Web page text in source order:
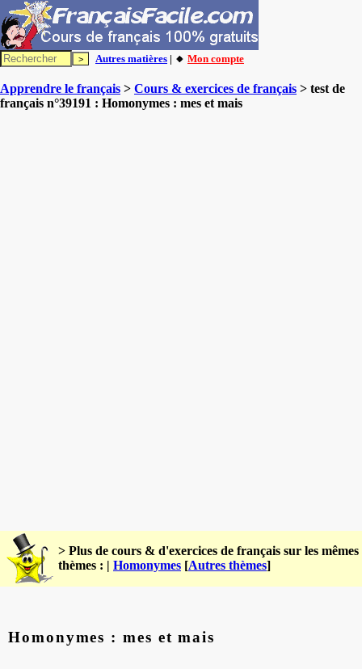
Autres matières | 🔸 Mon compte
Apprendre le français > Cours & exercices de français > test de
français n°39191 : Homonymes : mes et mais
> Plus de cours & d'exercices de français sur les mêmes
thèmes : | Homonymes [Autres thèmes]
Homonymes : mes et mais